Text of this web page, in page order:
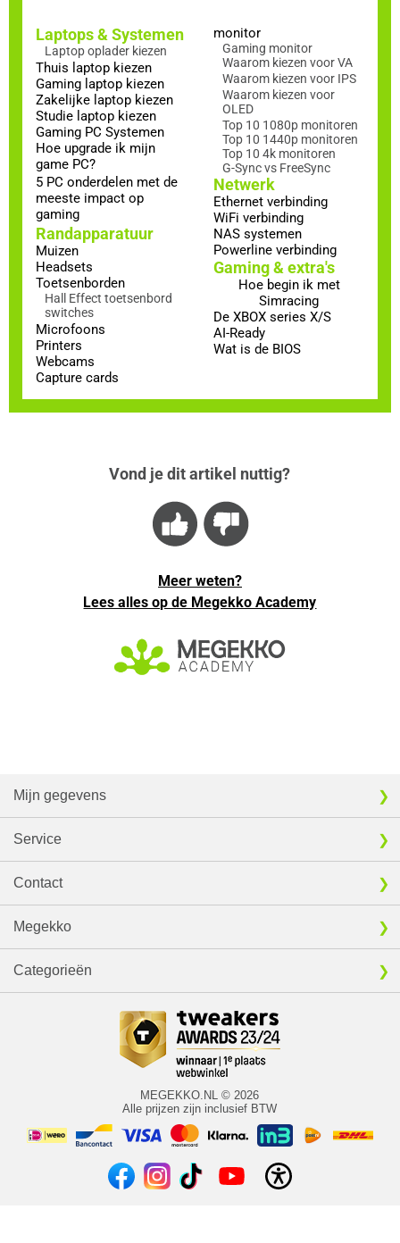
Laptops & Systemen
Laptop oplader kiezen
Thuis laptop kiezen
Gaming laptop kiezen
Zakelijke laptop kiezen
Studie laptop kiezen
Gaming PC Systemen
Hoe upgrade ik mijn
game PC?
5 PC onderdelen met de
meeste impact op
gaming
Randapparatuur
Muizen
Headsets
Toetsenborden
Hall Effect toetsenbord
switches
Microfoons
Printers
Webcams
Capture cards
monitor
Gaming monitor
Waarom kiezen voor VA
Waarom kiezen voor IPS
Waarom kiezen voor
OLED
Top 10 1080p monitoren
Top 10 1440p monitoren
Top 10 4k monitoren
G-Sync vs FreeSync
Netwerk
Ethernet verbinding
WiFi verbinding
NAS systemen
Powerline verbinding
Gaming & extra's
Hoe begin ik met
Simracing
De XBOX series X/S
AI-Ready
Wat is de BIOS
Vond je dit artikel nuttig?
Meer weten?
Lees alles op de Megekko Academy
Mijn gegevens
Service
Contact
Megekko
Categorieën
MEGEKKO.NL © 2026
Alle prijzen zijn inclusief BTW